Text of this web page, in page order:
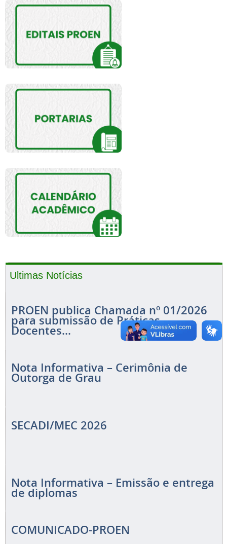
Ultimas Notícias
PROEN publica Chamada nº 01/2026
para submissão de Práticas
Docentes...
Nota Informativa – Cerimônia de
Outorga de Grau
SECADI/MEC 2026
Nota Informativa – Emissão e entrega
de diplomas
COMUNICADO-PROEN